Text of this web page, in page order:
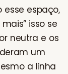
espaço,
isso se
neutra e os
um
a linha